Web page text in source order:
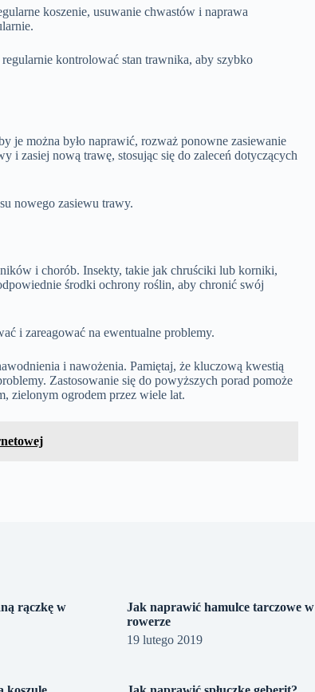
koszenie, usuwanie chwastów i naprawa
kontrolować stan trawnika, aby szybko
je można było naprawić, rozważ ponowne zasiewanie
i zasiej nową trawę, stosując się do zaleceń dotyczących
nowego zasiewu trawy.
i chorób. Insekty, takie jak chruściki lub korniki,
środki ochrony roślin, aby chronić swój
i zareagować na ewentualne problemy.
i nawożenia. Pamiętaj, że kluczową kwestią
Zastosowanie się do powyższych porad pomoże
zielonym ogrodem przez wiele lat.
rączkę w
Jak naprawić hamulce tarczowe w
rowerze
19 lutego 2019